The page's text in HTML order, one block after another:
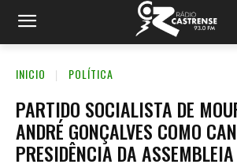
INICIO POLÍTICA
PARTIDO SOCIALISTA DE
ANDRÉ GONÇALVES COMO
PRESIDÊNCIA DA